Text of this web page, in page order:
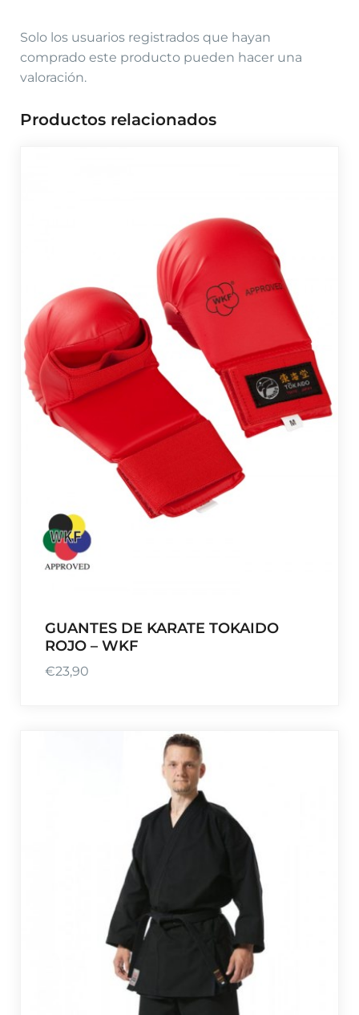
Solo los usuarios registrados que hayan
comprado este producto pueden hacer una
valoración.
Productos relacionados
GUANTES DE KARATE TOKAIDO
ROJO – WKF
€23,90